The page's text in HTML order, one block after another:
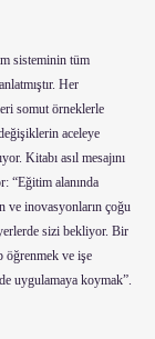
sisteminin tüm
Her
somut örneklerle
aceleye
Kitabı asıl mesajını
“Eğitim alanında
ve inovasyonların çoğu
sizi bekliyor. Bir
öğrenmek ve işe
uygulamaya koymak”.